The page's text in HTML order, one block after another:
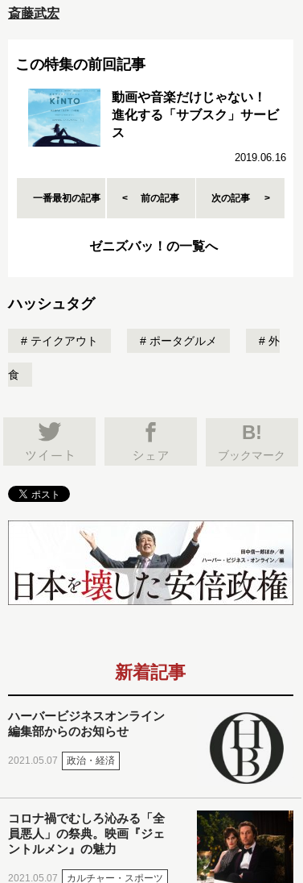
斎藤武宏
この特集の前回記事
動画や音楽だけじゃない！
進化する「サブスク」サービ
ス
2019.06.16
一番最初の記事 前の記事 次の記事
ゼニズバッ！の一覧へ
ハッシュタグ
テイクアウト ポータグルメ 外
食
B!
ブックマーク
新着記事
ハーバービジネスオンライン
編集部からのお知らせ
2021.05.07 政治・経済
コロナ禍でむしろ沁みる「全
員悪人」の祭典。映画『ジェ
ントルメン』の魅力
2021.05.07 カルチャー・スポーツ